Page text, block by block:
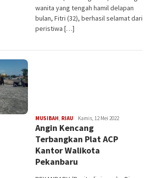
wanita yang tengah hamil delapan
bulan, Fitri (32), berhasil selamat dari
peristiwa […]
MUSIBAH, RIAUEdi
Gustien
Kamis, 12 Mei 2022
Angin Kencang
Terbangkan Plat ACP
Kantor Walikota
Pekanbaru